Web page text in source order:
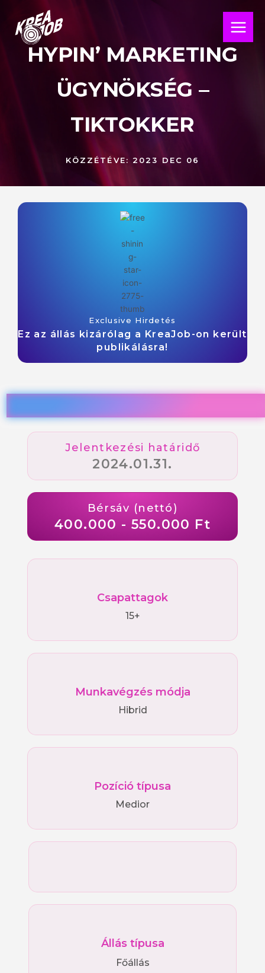
content
Main
Menu
HYPIN’ MARKETING
ÜGYNÖKSÉG –
TIKTOKKER
KÖZZÉTÉVE: 2023 DEC 06
Exclusive Hirdetés
Ez az állás kizárólag a KreaJob-on került
publikálásra!
Jelentkezési határidő
2024.01.31.
Bérsáv (nettó)
400.000 - 550.000 Ft
Csapattagok
15+
Munkavégzés módja
Hibrid
Pozíció típusa
Medior
Állás típusa
Főállás